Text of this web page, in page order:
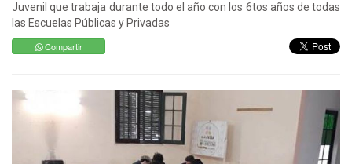
Juvenil que trabaja durante todo el año con los 6tos años de todas
las Escuelas Públicas y Privadas
Compartir